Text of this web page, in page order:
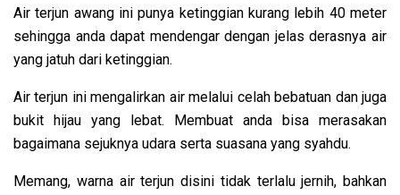
Air terjun awang ini punya ketinggian kurang lebih 40 meter
sehingga anda dapat mendengar dengan jelas derasnya air
yang jatuh dari ketinggian.
Air terjun ini mengalirkan air melalui celah bebatuan dan juga
bukit hijau yang lebat. Membuat anda bisa merasakan
bagaimana sejuknya udara serta suasana yang syahdu.
Memang, warna air terjun disini tidak terlalu jernih, bahkan